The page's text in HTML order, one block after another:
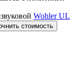
Wohler UL
стоимость